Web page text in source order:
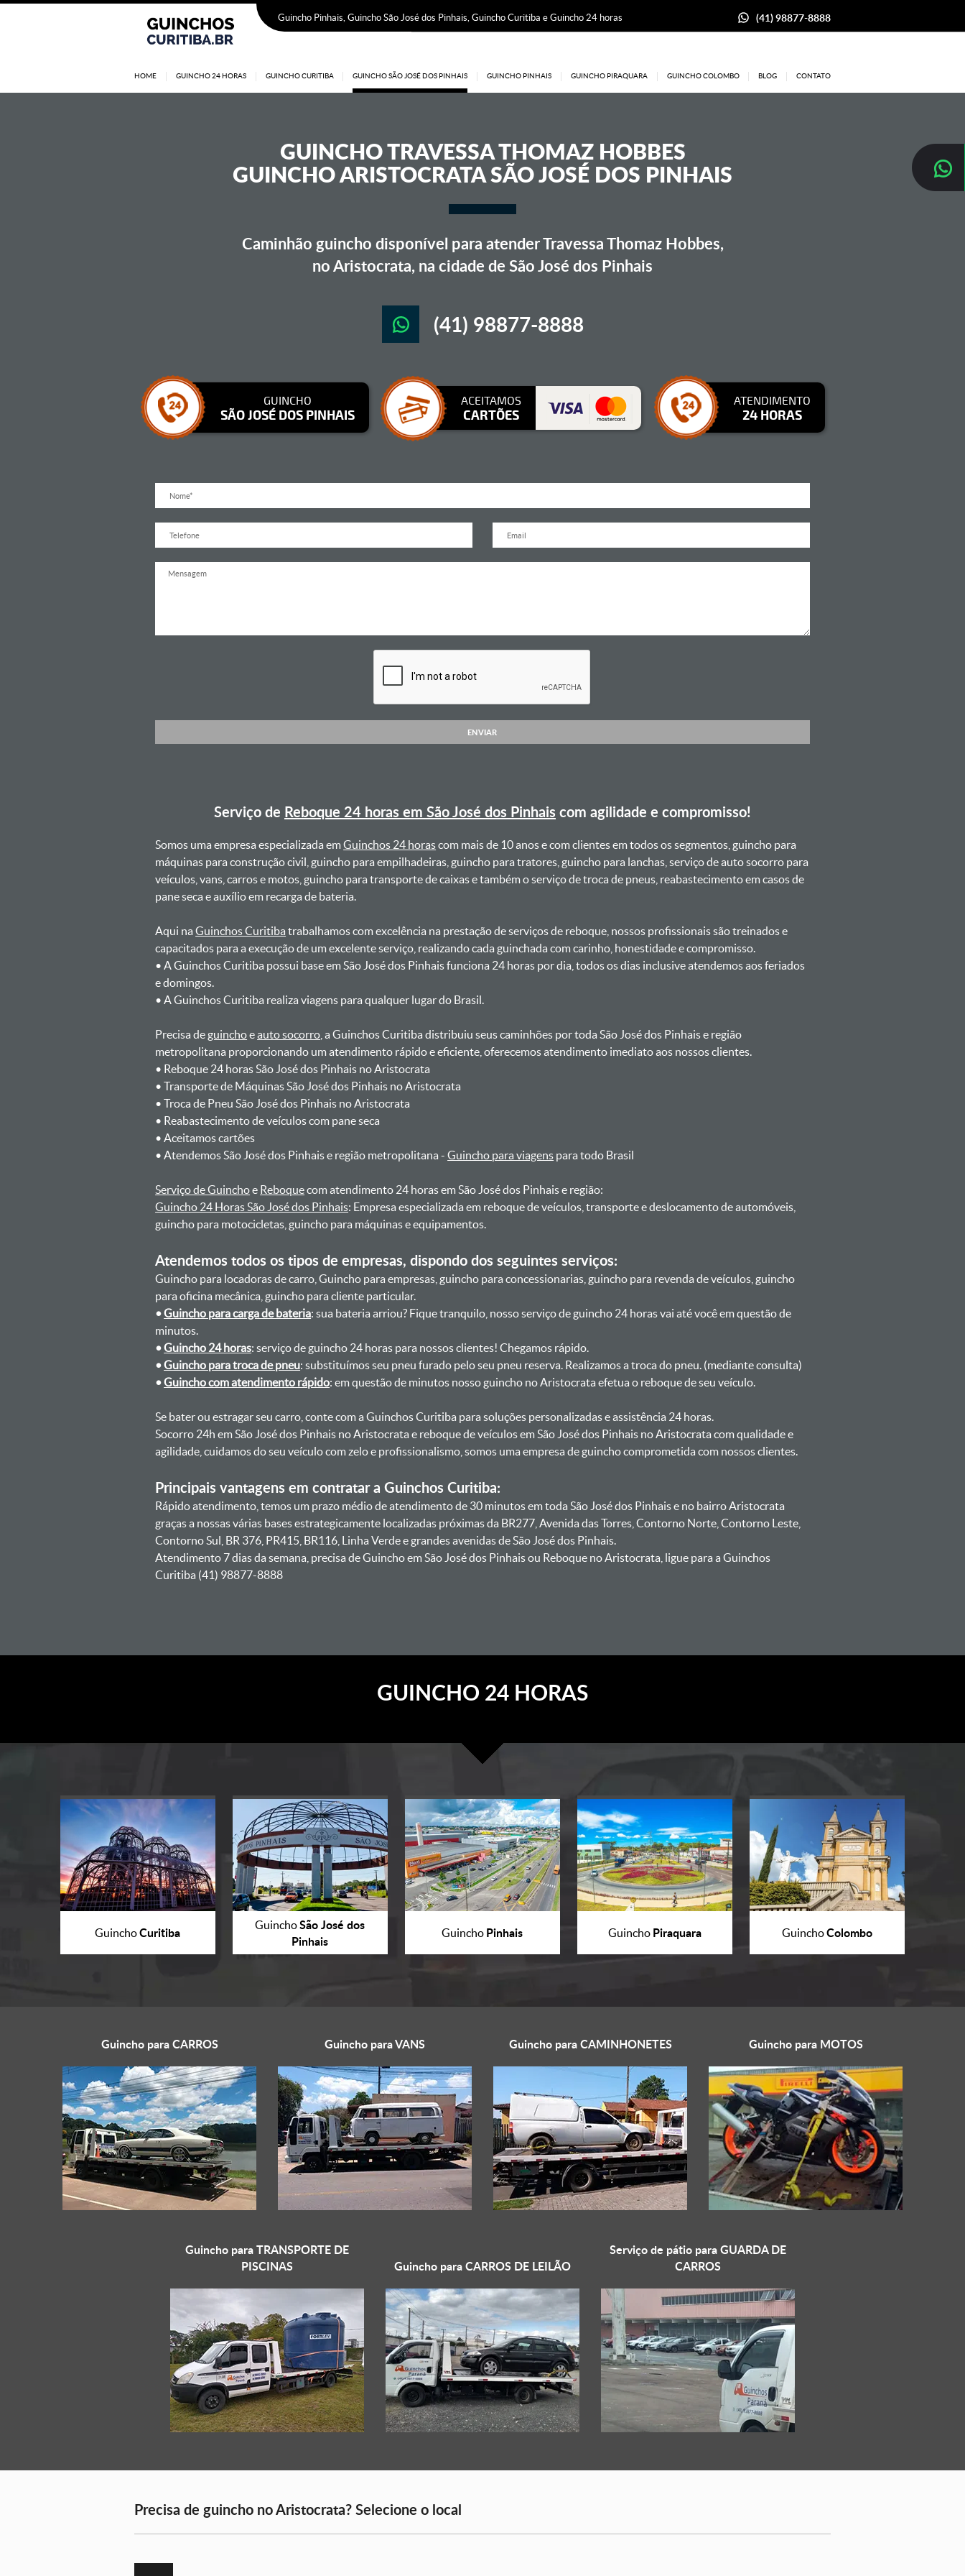
Guincho Pinhais, Guincho São José dos Pinhais, Guincho Curitiba e Guincho 24 horas (41) 98877-8888
HOME GUINCHO 24 HORAS GUINCHO CURITIBA GUINCHO SÃO JOSÉ DOS PINHAIS GUINCHO PINHAIS GUINCHO PIRAQUARA GUINCHO COLOMBO BLOG CONTATO
GUINCHOTRAVESSA THOMAZ HOBBES
GUINCHO ARISTOCRATA SÃO JOSÉ DOS PINHAIS
Caminhão guincho disponível para atender Travessa Thomaz Hobbes,
no Aristocrata, na cidade de São José dos Pinhais
(41) 98877-8888
GUINCHO
SÃO JOSÉ DOS PINHAIS
ACEITAMOS
CARTÕES
ATENDIMENTO
24 HORAS
ENVIAR
Serviço de Reboque 24 horas em São José dos Pinhais com agilidade e compromisso!
Somos uma empresa especializada emGuinchos 24 horascom mais de 10 anos e com clientes em todos os segmentos, guincho para
máquinas para construção civil, guincho para empilhadeiras, guincho para tratores, guincho para lanchas, serviço de auto socorro para
veículos, vans, carros e motos, guincho para transporte de caixas e também o serviço de troca de pneus, reabastecimento em casos de
pane seca e auxílio em recarga de bateria. ㅤㅤ
Aqui naGuinchos Curitiba trabalhamos com excelência na prestação de serviços de reboque, nossos profissionais são treinados e
capacitados para a execução de um excelente serviço, realizando cada guinchada com carinho, honestidade e compromisso.
ㅤㅤ• A Guinchos Curitiba possui base em São José dos Pinhais funciona 24 horas por dia, todos os dias inclusive atendemos aos feriados
e domingos.
ㅤㅤ• A Guinchos Curitiba realiza viagens para qualquer lugar do Brasil.
Precisa de guinchoeauto socorro , a Guinchos Curitiba distribuiu seus caminhões por toda São José dos Pinhais e região
metropolitana proporcionando um atendimento rápido e eficiente, oferecemos atendimento imediato aos nossos clientes.
ㅤㅤ• Reboque 24 horas São José dos Pinhais no Aristocrata
ㅤㅤ• Transporte de Máquinas São José dos Pinhais no Aristocrata
ㅤㅤ• Troca de Pneu São José dos Pinhais no Aristocrata
ㅤㅤ• Reabastecimento de veículos com pane seca
ㅤㅤ• Aceitamos cartões
ㅤㅤ• Atendemos São José dos Pinhais e região metropolitana -Guincho para viagens para todo Brasil
Serviço de Guinchoe Reboquecom atendimento 24 horas em São José dos Pinhais e região:
Guincho 24 Horas São José dos Pinhais: Empresa especializada em reboque de veículos, transporte e deslocamento de automóveis,
guincho para motocicletas, guincho para máquinas e equipamentos.
Atendemos todos os tipos de empresas, dispondo dos seguintes serviços:
Guincho para locadoras de carro, Guincho para empresas, guincho para concessionarias, guincho para revenda de veículos, guincho
para oficina mecânica, guincho para cliente particular.
•Guincho para carga de bateria: sua bateria arriou? Fique tranquilo, nosso serviço de guincho 24 horas vai até você em questão de
minutos.
•Guincho 24 horas: serviço de guincho 24 horas para nossos clientes! Chegamos rápido.
•Guincho para troca de pneu: substituímos seu pneu furado pelo seu pneu reserva. Realizamos a troca do pneu. (mediante consulta)
•Guincho com atendimento rápido: em questão de minutos nosso guincho no Aristocrata efetua o reboque de seu veículo.
Se bater ou estragar seu carro, conte com a Guinchos Curitiba para soluções personalizadas e assistência 24 horas.
Socorro 24h em São José dos Pinhais no Aristocrata e reboque de veículos em São José dos Pinhais no Aristocrata com qualidade e
agilidade, cuidamos do seu veículo com zelo e profissionalismo, somos uma empresa de guincho comprometida com nossos clientes.
Principais vantagens em contratar a Guinchos Curitiba:
Rápido atendimento, temos um prazo médio de atendimento de 30 minutos em toda São José dos Pinhais e no bairro Aristocrata
graças a nossas várias bases estrategicamente localizadas próximas da BR277, Avenida das Torres, Contorno Norte, Contorno Leste,
Contorno Sul, BR 376, PR415, BR116, Linha Verde e grandes avenidas de São José dos Pinhais.
Atendimento 7 dias da semana, precisa de Guincho em São José dos Pinhais ou Reboque no Aristocrata, ligue para a Guinchos
Curitiba (41) 98877-8888
GUINCHO 24 HORAS
GuinchoCuritiba GuinchoSão José dos
Pinhais
Guincho Pinhais Guincho Piraquara GuinchoColombo
Guincho paraCARROS Guincho paraVANS Guincho paraCAMINHONETES Guincho para MOTOS
Guincho paraTRANSPORTE DE
PISCINAS
Guincho paraCARROS DE LEILÃO
Serviço de pátio paraGUARDA DE
CARROS
Precisa de guincho no Aristocrata? Selecione o local